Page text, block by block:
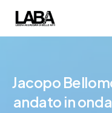
Jacopo
andato inonda